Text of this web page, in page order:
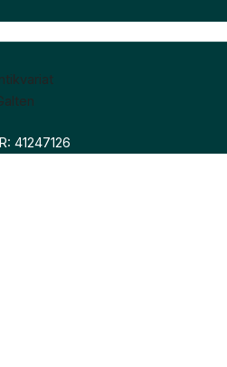
41247126